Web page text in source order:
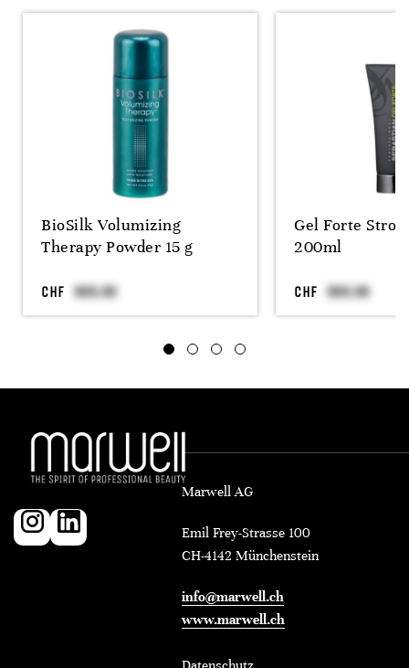
BioSilk Volumizing
Therapy Powder 15 g
CHF
Gel Forte
200ml
CHF
Marwell AG
Emil Frey-Strasse 100
CH-4142 Münchenstein
info@marwell.ch
www.marwell.ch